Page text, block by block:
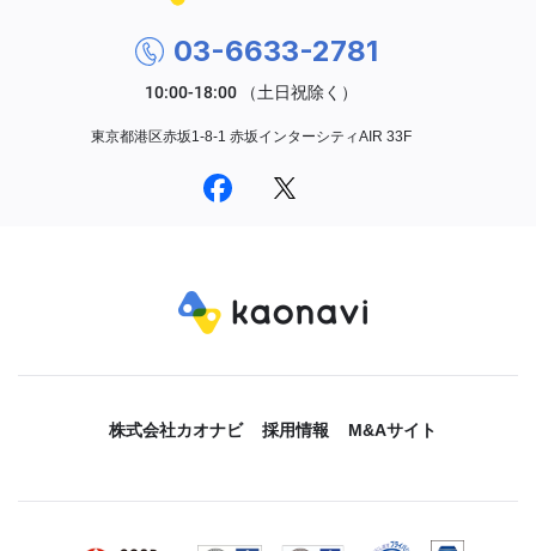
03-6633-2781
東京都港区赤坂1-8-1 赤坂インターシティAIR 33F
株式会社カオナビ 採用情報 M&Aサイト